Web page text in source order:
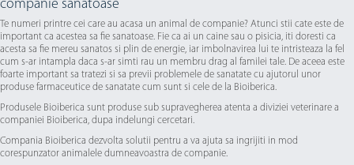
companie sanatoase
Te numeri printre cei care au acasa un animal de companie? Atunci stii cate este de
important ca acestea sa fie sanatoase. Fie ca ai un caine sau o pisicia, iti doresti ca
acesta sa fie mereu sanatos si plin de energie, iar imbolnavirea lui te intristeaza la fel
cum s-ar intampla daca s-ar simti rau un membru drag al familei tale. De aceea este
foarte important sa tratezi si sa previi problemele de sanatate cu ajutorul unor
produse farmaceutice de sanatate cum sunt si cele de la Bioiberica.
Produsele Bioiberica sunt produse sub supravegherea atenta a diviziei veterinare a
companiei Bioiberica, dupa indelungi cercetari.
Compania Bioiberica dezvolta solutii pentru a va ajuta sa ingrijiti in mod
corespunzator animalele dumneavoastra de companie.